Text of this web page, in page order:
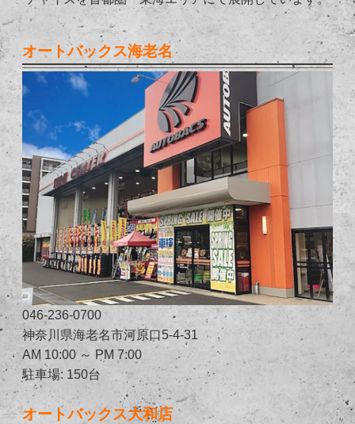
オートバックス海老名
046-236-0700
神奈川県海老名市河原口5-4-31
AM 10:00 ～ PM 7:00
駐車場: 150台
オートバックス大和店